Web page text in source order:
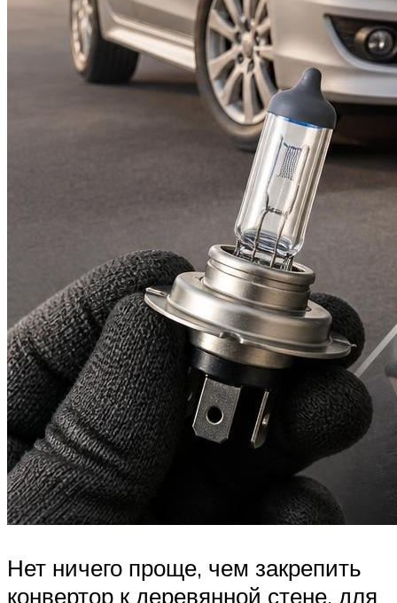
Нет ничего проще, чем закрепить
конвертор к деревянной стене, для